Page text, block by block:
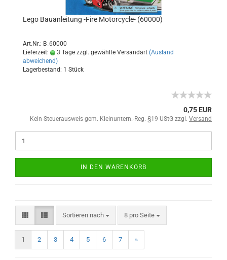
Lego Bauanleitung -Fire Motorcycle- (60000)
Art.Nr.: B_60000
Lieferzeit:
3 Tage zzgl. gewählte Versandart (Ausland
abweichend)
Lagerbestand: 1 Stück
0,75 EUR
Kein Steuerausweis gem. Kleinuntern.-Reg. §19 UStG zzgl. Versand
IN DEN WARENKORB
Sortieren nach 8 pro Seite
1 2 3 4 5 6 7 »